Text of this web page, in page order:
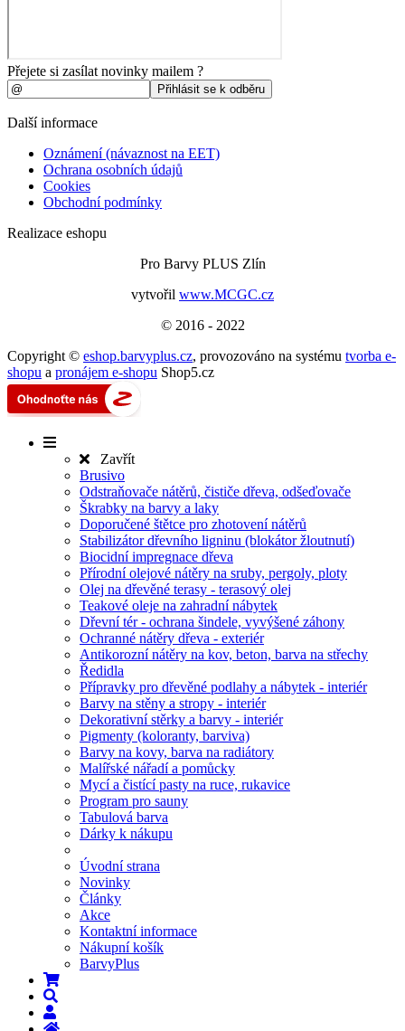
Přejete si zasílat novinky mailem ?
Další informace
Oznámení (návaznost na EET)
Ochrana osobních údajů
Cookies
Obchodní podmínky
Realizace eshopu
Pro Barvy PLUS Zlín
vytvořil www.MCGC.cz
© 2016 - 2022
Copyright © eshop.barvyplus.cz, provozováno na systému tvorba e-
shopu a pronájem e-shopu Shop5.cz
Zavřít
Brusivo
Odstraňovače nátěrů, čističe dřeva, odšeďovače
Škrabky na barvy a laky
Doporučené štětce pro zhotovení nátěrů
Stabilizátor dřevního ligninu (blokátor žloutnutí)
Biocidní impregnace dřeva
Přírodní olejové nátěry na sruby, pergoly, ploty
Olej na dřevěné terasy - terasový olej
Teakové oleje na zahradní nábytek
Dřevní tér - ochrana šindele, vyvýšené záhony
Ochranné nátěry dřeva - exteriér
Antikorozní nátěry na kov, beton, barva na střechy
Ředidla
Přípravky pro dřevěné podlahy a nábytek - interiér
Barvy na stěny a stropy - interiér
Dekorativní stěrky a barvy - interiér
Pigmenty (koloranty, barviva)
Barvy na kovy, barva na radiátory
Malířské nářadí a pomůcky
Mycí a čistící pasty na ruce, rukavice
Program pro sauny
Tabulová barva
Dárky k nákupu
Úvodní strana
Novinky
Články
Akce
Kontaktní informace
Nákupní košík
BarvyPlus